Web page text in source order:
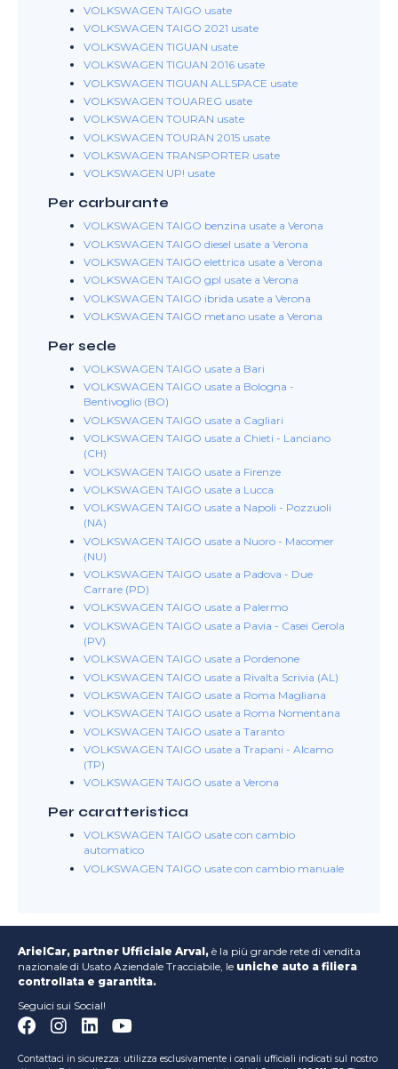
VOLKSWAGEN TAIGO usate
VOLKSWAGEN TAIGO 2021 usate
VOLKSWAGEN TIGUAN usate
VOLKSWAGEN TIGUAN 2016 usate
VOLKSWAGEN TIGUAN ALLSPACE usate
VOLKSWAGEN TOUAREG usate
VOLKSWAGEN TOURAN usate
VOLKSWAGEN TOURAN 2015 usate
VOLKSWAGEN TRANSPORTER usate
VOLKSWAGEN UP! usate
Per carburante
VOLKSWAGEN TAIGO benzina usate a Verona
VOLKSWAGEN TAIGO diesel usate a Verona
VOLKSWAGEN TAIGO elettrica usate a Verona
VOLKSWAGEN TAIGO gpl usate a Verona
VOLKSWAGEN TAIGO ibrida usate a Verona
VOLKSWAGEN TAIGO metano usate a Verona
Per sede
VOLKSWAGEN TAIGO usate a Bari
VOLKSWAGEN TAIGO usate a Bologna -
Bentivoglio (BO)
VOLKSWAGEN TAIGO usate a Cagliari
VOLKSWAGEN TAIGO usate a Chieti - Lanciano
(CH)
VOLKSWAGEN TAIGO usate a Firenze
VOLKSWAGEN TAIGO usate a Lucca
VOLKSWAGEN TAIGO usate a Napoli - Pozzuoli
(NA)
VOLKSWAGEN TAIGO usate a Nuoro - Macomer
(NU)
VOLKSWAGEN TAIGO usate a Padova - Due
Carrare (PD)
VOLKSWAGEN TAIGO usate a Palermo
VOLKSWAGEN TAIGO usate a Pavia - Casei Gerola
(PV)
VOLKSWAGEN TAIGO usate a Pordenone
VOLKSWAGEN TAIGO usate a Rivalta Scrivia (AL)
VOLKSWAGEN TAIGO usate a Roma Magliana
VOLKSWAGEN TAIGO usate a Roma Nomentana
VOLKSWAGEN TAIGO usate a Taranto
VOLKSWAGEN TAIGO usate a Trapani - Alcamo
(TP)
VOLKSWAGEN TAIGO usate a Verona
Per caratteristica
VOLKSWAGEN TAIGO usate con cambio
automatico
VOLKSWAGEN TAIGO usate con cambio manuale
ArielCar, partner Ufficiale Arval, è la più grande rete di vendita
nazionale di Usato Aziendale Tracciabile, le uniche auto a filiera
controllata e garantita.
Seguici sui Social!
Contattaci in sicurezza: utilizza esclusivamente i canali ufficiali indicati sul nostro